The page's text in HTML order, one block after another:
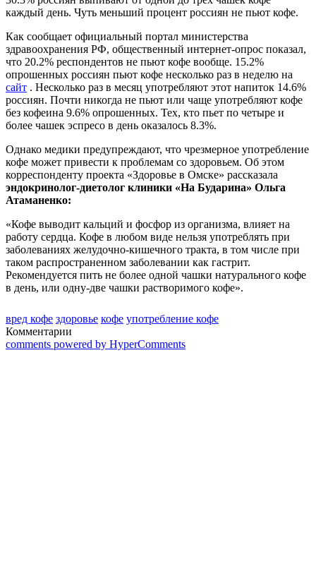
каждый день. Чуть меньший процент россиян не пьют кофе.
Как сообщает официальный портал министерства
здравоохранения РФ, общественный интернет-опрос показал,
что 20.2% респондентов не пьют кофе вообще. 15.2%
опрошенных россиян пьют кофе несколько раз в неделю на
сайт . Несколько раз в месяц употребляют этот напиток 14.6%
россиян. Почти никогда не пьют или чаще употребляют кофе
без кофеина 9.6% опрошенных. Тех, кто пьет по четыре и
более чашек эспресо в день оказалось 8.3%.
Однако медики предупреждают, что чрезмерное употребление
кофе может привести к проблемам со здоровьем. Об этом
корреспонденту проекта «Здоровье в Омске» рассказала
эндокринолог-диетолог клиники «На Бударина» Ольга
Атаманенко:
«Кофе выводит кальций и фосфор из организма, влияет на
работу сердца. Кофе в любом виде нельзя употреблять при
заболеваниях желудочно-кишечного тракта, в том числе при
таком распространенном заболевании как гастрит.
Рекомендуется пить не более одной чашки натурального кофе
в день, или одну-две чашки растворимого кофе».
вред кофе здоровье кофе употребление кофе
Комментарии
comments powered by HyperComments